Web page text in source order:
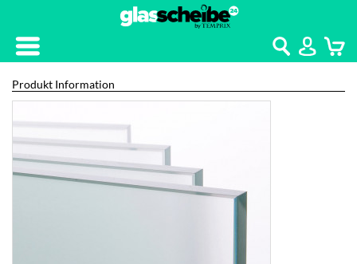
Produkt Information